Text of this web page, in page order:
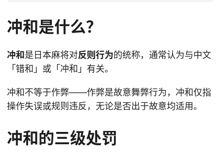
冲和是什么？
冲和是日本麻将对反则行为的统称，通常认为与中文
「错和」或「冲和」有关。
冲和不等于作弊——作弊是故意舞弊行为，冲和仅指
操作失误或规则违反，无论是否出于故意均适用。
冲和的三级处罚